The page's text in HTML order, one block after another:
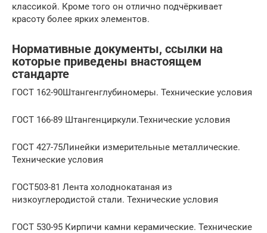
классикой. Кроме того он отлично подчёркивает
красоту более ярких элементов.
Нормативные документы, ссылки на
которые приведены внастоящем
стандарте
ГОСТ 162-90Штангенглубиномеры. Технические условия
ГОСТ 166-89 Штангенциркули.Технические условия
ГОСТ 427-75Линейки измерительные металлические.
Технические условия
ГОСТ503-81 Лента холоднокатаная из
низкоуглеродистой стали. Технические условия
ГОСТ 530-95 Кирпичи камни керамические. Технические